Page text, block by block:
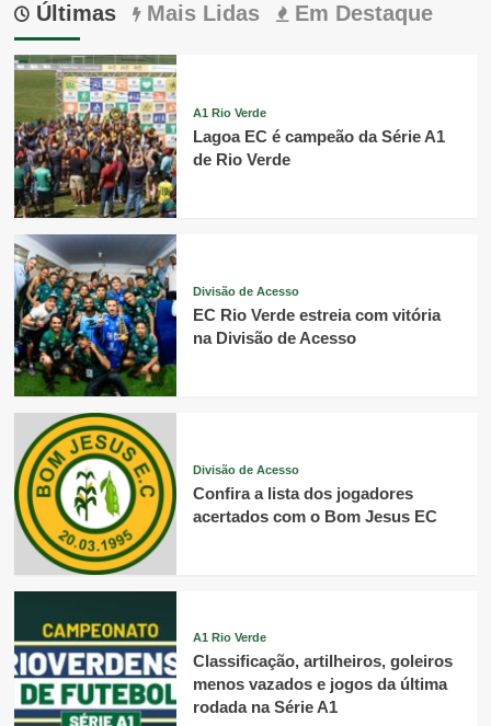
Últimas Mais Lidas Em Destaque
A1 Rio Verde
Lagoa EC é campeão da Série A1
de Rio Verde
Divisão de Acesso
EC Rio Verde estreia com vitória
na Divisão de Acesso
Divisão de Acesso
Confira a lista dos jogadores
acertados com o Bom Jesus EC
A1 Rio Verde
Classificação, artilheiros, goleiros
menos vazados e jogos da última
rodada na Série A1